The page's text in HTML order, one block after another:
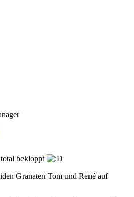
bekloppt
Granaten Tom und René auf